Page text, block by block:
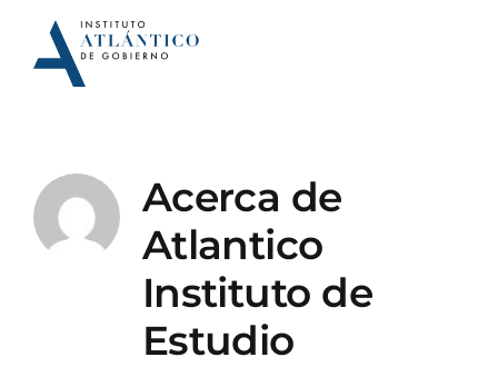
contenido
Acerca de
Atlantico
Instituto de
Estudio